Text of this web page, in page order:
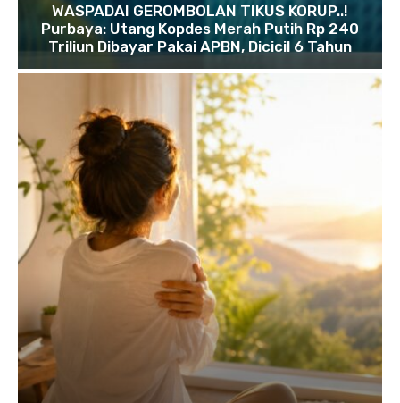
WASPADAI GEROMBOLAN TIKUS KORUP..!
Purbaya: Utang Kopdes Merah Putih Rp 240
Triliun Dibayar Pakai APBN, Dicicil 6 Tahun